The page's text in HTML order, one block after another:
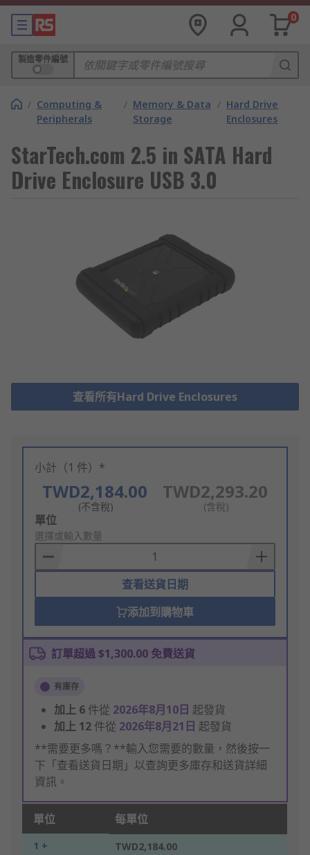
0
製造零件編號
/ Computing &
Peripherals
/ Memory & Data
Storage
/ Hard Drive
Enclosures
StarTech.com 2.5 in SATA Hard
Drive Enclosure USB 3.0
查看所有Hard Drive Enclosures
小計（1 件）*
TWD2,184.00
(不含稅)
TWD2,293.20
(含稅)
Add
to
Basket
單位
選擇或輸入數量
查看送貨日期
添加到購物車
訂單超過 $1,300.00 免費送貨
有庫存
加上 6 件從 2026年8月10日 起發貨
加上 12 件從 2026年8月21日 起發貨
**需要更多嗎？**輸入您需要的數量，然後按一
下「查看送貨日期」以查詢更多庫存和送貨詳細
資訊。
單位 每單位
1 + TWD2,184.00